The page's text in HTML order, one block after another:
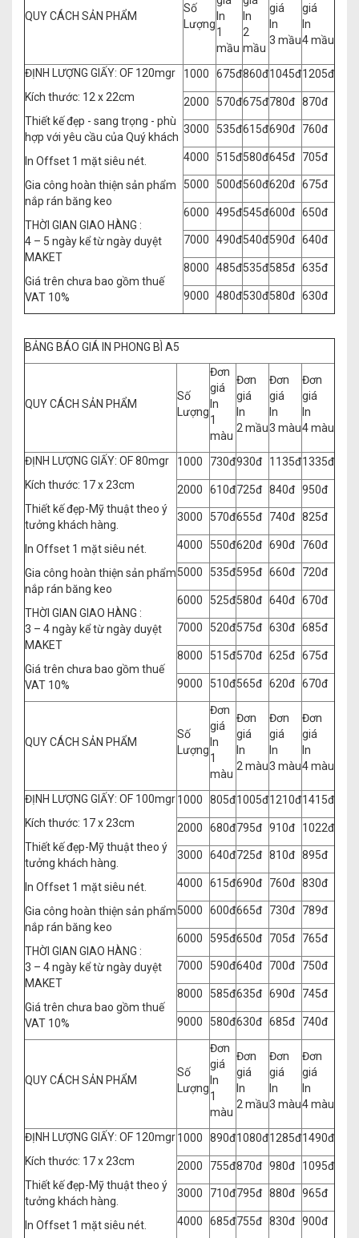
QUY CÁCH SẢN PHẨM
Số
Lượng
In
1
mầu
In
2
mầu
giá
In
3 mầu
giá
In
4 mầu
ĐỊNH LƯỢNG GIẤY: OF 120mgr
Kích thước: 12 x 22cm
Thiết kế đẹp - sang trọng - phù
hợp với yêu cầu của Quý khách
In Offset 1 mặt siêu nét.
Gia công hoàn thiện sản phẩm
nắp rán băng keo
THỜI GIAN GIAO HÀNG :
4 – 5 ngày kể từ ngày duyệt
MAKET
Giá trên chưa bao gồm thuế
VAT 10%
1000 675đ860đ1045đ1205đ
2000 570đ675đ780đ 870đ
3000 535đ615đ690đ 760đ
4000 515đ580đ645đ 705đ
5000 500đ560đ620đ 675đ
6000 495đ545đ600đ 650đ
7000 490đ540đ590đ 640đ
8000 485đ535đ585đ 635đ
9000 480đ530đ580đ 630đ
BẢNG BÁO GIÁ IN PHONG BÌ A5
QUY CÁCH SẢN PHẨM
Số
Lượng
Đơn
giá
In
1
màu
Đơn
giá
In
2 mầu
Đơn
giá
In
3 màu
Đơn
giá
In
4 màu
ĐỊNH LƯỢNG GIẤY: OF 80mgr
Kích thước: 17 x 23cm
Thiết kế đẹp-Mỹ thuật theo ý
tưởng khách hàng.
In Offset 1 mặt siêu nét.
Gia công hoàn thiện sản phẩm
nắp rán băng keo
THỜI GIAN GIAO HÀNG :
3 – 4 ngày kể từ ngày duyệt
MAKET
Giá trên chưa bao gồm thuế
VAT 10%
1000 730đ930đ 1135đ1335đ
2000 610đ725đ 840đ 950đ
3000 570đ655đ 740đ 825đ
4000 550đ620đ 690đ 760đ
5000 535đ595đ 660đ 720đ
6000 525đ580đ 640đ 670đ
7000 520đ575đ 630đ 685đ
8000 515đ570đ 625đ 675đ
9000 510đ565đ 620đ 670đ
QUY CÁCH SẢN PHẨM
Số
Lượng
Đơn
giá
In
1
màu
Đơn
giá
In
2 màu
Đơn
giá
In
3 màu
Đơn
giá
In
4 màu
ĐỊNH LƯỢNG GIẤY: OF 100mgr
Kích thước: 17 x 23cm
Thiết kế đẹp-Mỹ thuật theo ý
tưởng khách hàng.
In Offset 1 mặt siêu nét.
Gia công hoàn thiện sản phẩm
nắp rán băng keo
THỜI GIAN GIAO HÀNG :
3 – 4 ngày kể từ ngày duyệt
MAKET
Giá trên chưa bao gồm thuế
VAT 10%
1000 805đ1005đ1210đ1415đ
2000 680đ795đ 910đ 1022đ
3000 640đ725đ 810đ 895đ
4000 615đ690đ 760đ 830đ
5000 600đ665đ 730đ 789đ
6000 595đ650đ 705đ 765đ
7000 590đ640đ 700đ 750đ
8000 585đ635đ 690đ 745đ
9000 580đ630đ 685đ 740đ
QUY CÁCH SẢN PHẨM
Số
Lượng
Đơn
giá
In
1
màu
Đơn
giá
In
2 mầu
Đơn
giá
In
3 màu
Đơn
giá
In
4 màu
ĐỊNH LƯỢNG GIẤY: OF 120mgr
Kích thước: 17 x 23cm
Thiết kế đẹp-Mỹ thuật theo ý
tưởng khách hàng.
In Offset 1 mặt siêu nét.
1000 890đ1080đ1285đ1490đ
2000 755đ870đ 980đ 1095đ
3000 710đ795đ 880đ 965đ
4000 685đ755đ 830đ 900đ